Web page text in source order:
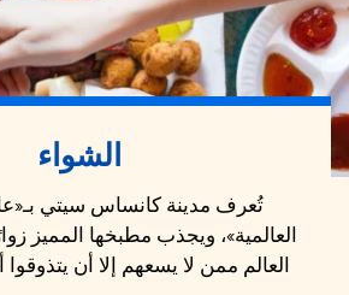
الشواء
تُعرف مدينة كانساس سيتي
العالمية»، ويجذب مطبخها المميز
العالم ممن لا يسعهم إلا أن